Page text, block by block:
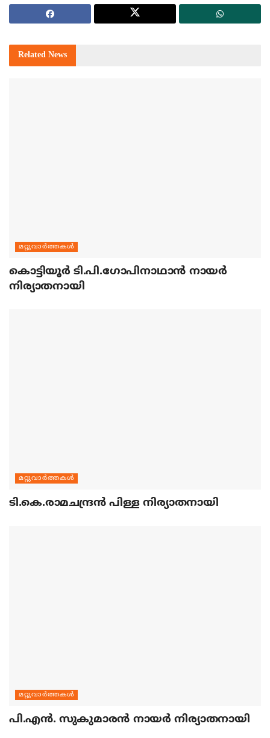
Related News
മറ്റുവാര്‍ത്തകള്‍
കൊട്ടിയൂര്‍ ടി.പി.ഗോപിനാഥാന്‍ നായര്‍
നിര്യാതനായി
മറ്റുവാര്‍ത്തകള്‍
ടി.കെ.രാമചന്ദ്രന്‍ പിള്ള നിര്യാതനായി
മറ്റുവാര്‍ത്തകള്‍
പി.എന്‍. സുകുമാരന്‍ നായര്‍ നിര്യാതനായി